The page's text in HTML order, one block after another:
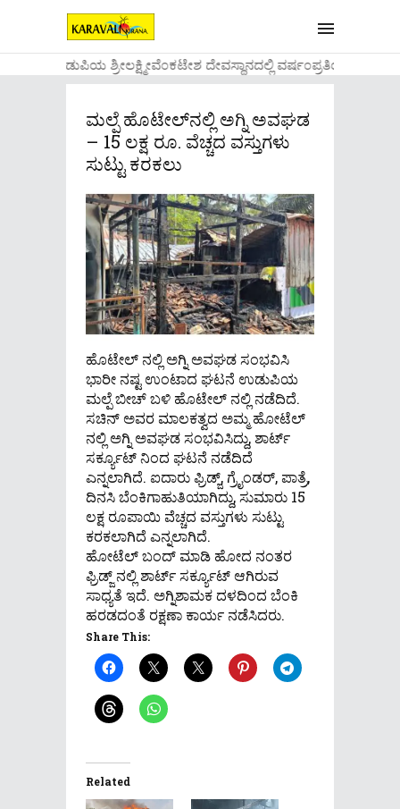
....ಉಡುಪಿಯ ಶ್ರೀಲಕ್ಷ್ಮೀವೆ೦ಕಟೇಶ ದೇವಸ್ಥಾನದಲ್ಲಿ ವರ್ಷ೦ಪ್ರತಿಯ
ಮಲ್ಪೆ ಹೊಟೇಲ್‌ನಲ್ಲಿ ಅಗ್ನಿ ಅವಘಡ
– 15 ಲಕ್ಷ ರೂ. ವೆಚ್ಚದ ವಸ್ತುಗಳು
ಸುಟ್ಟು ಕರಕಲು
ಹೊಟೇಲ್ ನಲ್ಲಿ ಅಗ್ನಿ ಅವಘಡ ಸಂಭವಿಸಿ
ಭಾರೀ ನಷ್ಟ ಉಂಟಾದ ಘಟನೆ ಉಡುಪಿಯ
ಮಲ್ಪೆ ಬೀಚ್ ಬಳಿ ಹೊಟೇಲ್ ನಲ್ಲಿ ನಡೆದಿದೆ.
ಸಚಿನ್ ಅವರ ಮಾಲಕತ್ವದ ಅಮ್ಮ ಹೋಟೆಲ್
ನಲ್ಲಿ ಅಗ್ನಿ ಅವಘಡ ಸಂಭವಿಸಿದ್ದು, ಶಾರ್ಟ್
ಸರ್ಕ್ಯೂಟ್ ನಿಂದ ಘಟನೆ ನಡೆದಿದೆ
ಎನ್ನಲಾಗಿದೆ. ಐದಾರು ಫ್ರಿಡ್ಜ್, ಗ್ರೈಂಡರ್, ಪಾತ್ರೆ,
ದಿನಸಿ ಬೆಂಕಿಗಾಹುತಿಯಾಗಿದ್ದು, ಸುಮಾರು 15
ಲಕ್ಷ ರೂಪಾಯಿ ವೆಚ್ಚದ ವಸ್ತುಗಳು ಸುಟ್ಟು
ಕರಕಲಾಗಿದೆ ಎನ್ನಲಾಗಿದೆ.
ಹೋಟೆಲ್ ಬಂದ್ ಮಾಡಿ ಹೋದ ನಂತರ
ಫ್ರಿಡ್ಜ್ ನಲ್ಲಿ ಶಾರ್ಟ್ ಸರ್ಕ್ಯೂಟ್ ಆಗಿರುವ
ಸಾಧ್ಯತೆ ಇದೆ. ಅಗ್ನಿಶಾಮಕ ದಳದಿಂದ ಬೆಂಕಿ
ಹರಡದಂತೆ ರಕ್ಷಣಾ ಕಾರ್ಯ ನಡೆಸಿದರು.
Share This:
Related